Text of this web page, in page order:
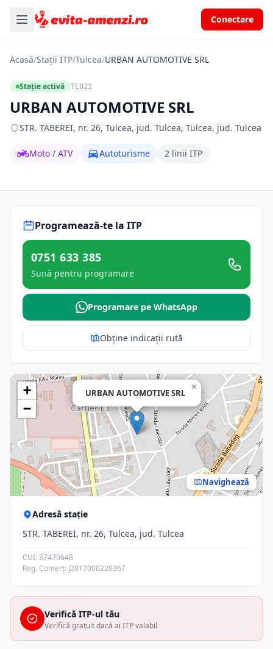
Conectare
Acasă/Stații ITP/Tulcea/URBAN AUTOMOTIVE SRL
Stație activă TL022
URBAN AUTOMOTIVE SRL
STR. TABEREI, nr. 26, Tulcea, jud. Tulcea, Tulcea, jud. Tulcea
Moto / ATV Autoturisme 2 linii ITP
Programează-te la ITP
0751 633 385
Sună pentru programare
Programare pe WhatsApp
Obține indicații rută
URBAN AUTOMOTIVE SRL
×
+
−
Navighează
Adresă stație
STR. TABEREI, nr. 26, Tulcea, jud. Tulcea
CUI: 37470648
Reg. Comerț: J2017000220367
Verifică ITP-ul tău
Verifică gratuit dacă ai ITP valabil